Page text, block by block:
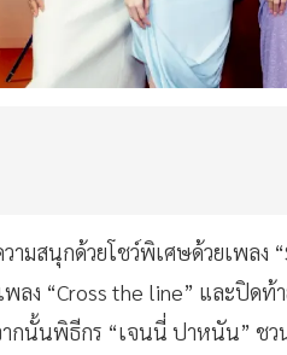
ามสนุกด้วยโชว์พิเศษด้วยเพลง
ลง “Cross the line” และปิดท้
กนั้นพิธีกร “เจนนี่ ปาหนัน” ชว